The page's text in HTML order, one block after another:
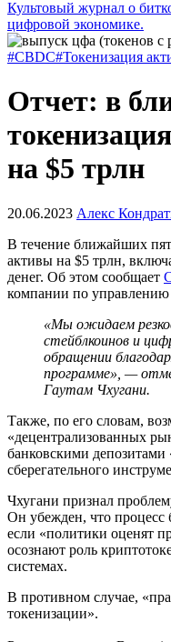
Культовый журнал о
цифровой экономике.
#CBDC#Токенизация
Отчет: в
на $5 трлн
20.06.2023 Алекс
В течение ближайших
активы на $5 трлн,
денег. Об этом сообщает
компании по управлению
«Мы ожидаем
стейблкоинов и
обращении
программе», —
Гаутам Чхугани.
Также, по его словам,
«децентрализованных
банковскими депозитами
сберегательного
Чхугани признал
Он убежден, что процесс
если «политики оценят
осознают роль
системах.
В противном случае,
токенизации».